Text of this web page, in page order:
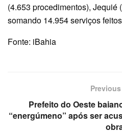
(4.653 procedimentos), Jequié
somando 14.954 serviços
Fonte: iBahia
Prefeito do Oeste
“energúmeno” após ser